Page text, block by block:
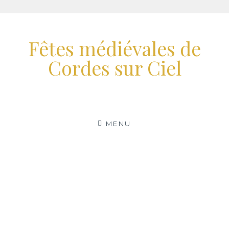
contenuFêtes médiévales de
Cordes sur Ciel
MENU